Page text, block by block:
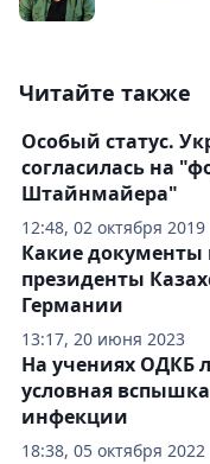
Читайте также
12:48, 02 октября 2019
Особый статус.
согласилась на
Штайнмайера"
13:17, 20 июня 2023
Какие документы
президенты
Германии
18:38, 05 октября 2022
На учениях ОДКБ
условная
инфекции